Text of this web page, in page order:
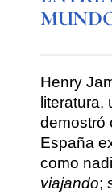
Henry
literatura,
demostró
España
como
viajando;